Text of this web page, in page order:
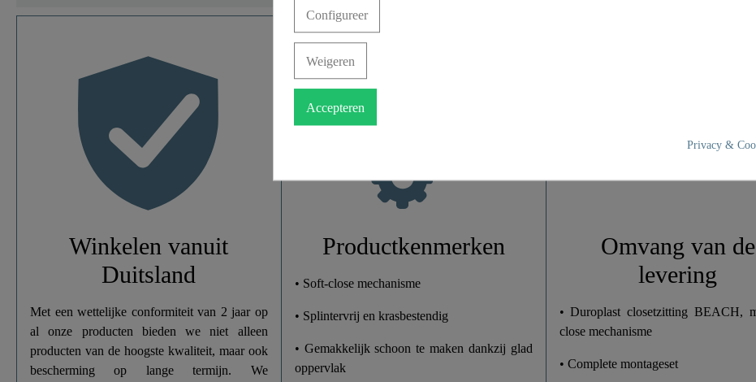
Zacht Sluitmechanisme
Snelle Bevestiging
Gewicht
Hoogte 4,5 Cm
Lengte 45,0 Cm
Winkelen vanuit
Duitsland
Met een wettelijke conformiteit van 2 jaar op
al onze producten bieden we niet alleen
producten van de hoogste kwaliteit, maar ook
bescherming op lange termijn. We
Productkenmerken
• Soft-close mechanisme
• Splintervrij en krasbestendig
• Gemakkelijk schoon te maken dankzij glad
oppervlak
Omvang van de
levering
• Duroplast closetzitting BEACH,
close mechanisme
• Complete montageset
Configureer
Weigeren
Accepteren
Privacy &